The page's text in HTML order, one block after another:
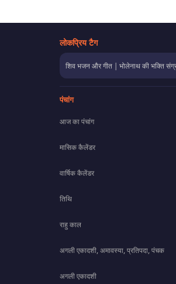
लोकप्रिय टैग
शिव भजन और गीत | भोलेनाथ की भक्ति
पंचांग
आज का पंचांग
मासिक कैलेंडर
वार्षिक कैलेंडर
तिथि
राहु काल
अगली एकादशी, अमावस्या, प्रतिपदा, पंचक
अगली एकादशी